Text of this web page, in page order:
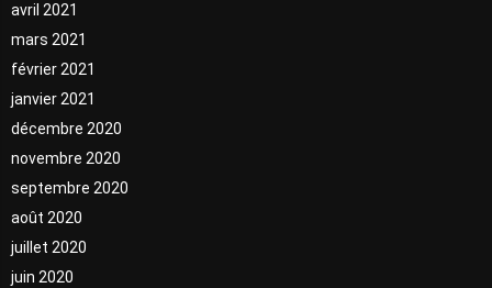
avril 2021
mars 2021
février 2021
janvier 2021
décembre 2020
novembre 2020
septembre 2020
août 2020
juillet 2020
juin 2020